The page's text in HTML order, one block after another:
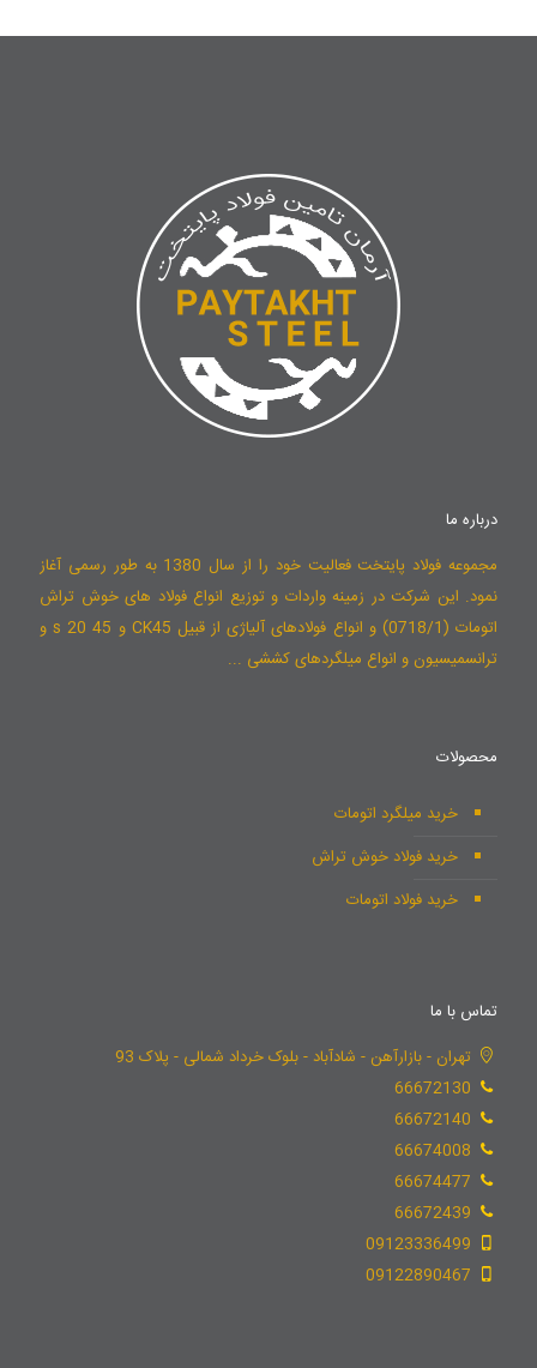
درباره ما
مجموعه فولاد پایتخت فعالیت خود را از سال 1380 به طور رسمی آغاز
نمود. این شرکت در زمینه واردات و توزیع انواع فولاد های خوش تراش
اتومات (0718/1) و انواع فولادهای آلیاژی از قبیل CK45 و 45 s 20 و
ترانسمیسیون و انواع میلگردهای کششی ...
محصولات
خرید میلگرد اتومات
خرید فولاد خوش تراش
خرید فولاد اتومات
تماس با ما
تهران - بازارآهن - شادآباد - بلوک خرداد شمالی - پلاک 93